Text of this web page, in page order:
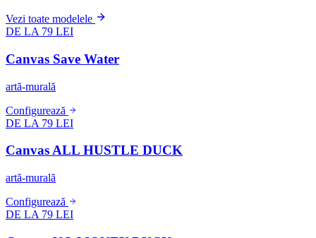
Vezi toate modelele
DE LA 79 LEI
Canvas Save Water
artă-murală
Configurează
DE LA 79 LEI
Canvas ALL HUSTLE DUCK
artă-murală
Configurează
DE LA 79 LEI